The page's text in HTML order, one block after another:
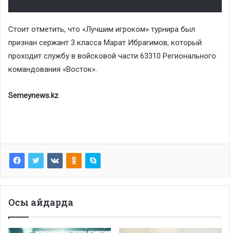
Стоит отметить, что «Лучшим игроком» турнира был
признан сержант 3 класса Марат Ибрагимов, который
проходит службу в войсковой части 63310 Регионального
командования «Восток».
Semeynews.kz
Осы айдарда